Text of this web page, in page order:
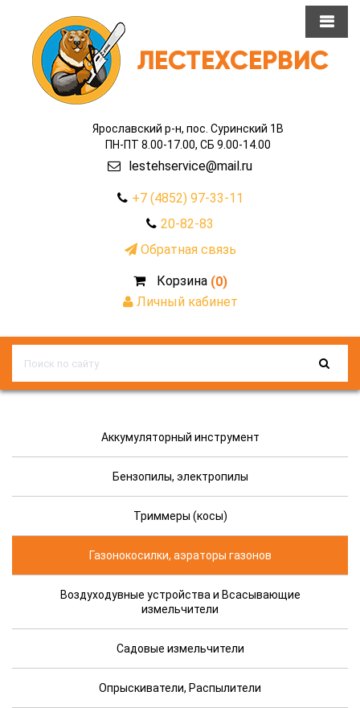
Ярославский р-н, пос. Суринский 1В
ПН-ПТ 8.00-17.00, СБ 9.00-14.00
lestehservice@mail.ru
+7 (4852) 97-33-11
20-82-83
Обратная связь
Корзина (0)
Личный кабинет
Аккумуляторный инструмент
Бензопилы, электропилы
Триммеры (косы)
Газонокосилки, аэраторы газонов
Воздуходувные устройства и Всасывающие
измельчители
Садовые измельчители
Опрыскиватели, Распылители